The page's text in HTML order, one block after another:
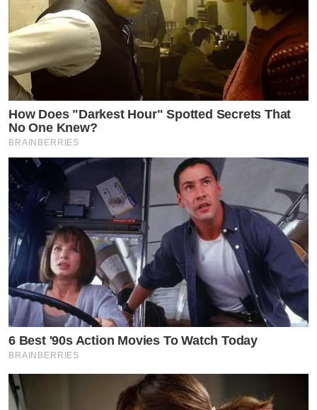
How Does "Darkest Hour" Spotted Secrets That
No One Knew?
BRAINBERRIES
6 Best '90s Action Movies To Watch Today
BRAINBERRIES